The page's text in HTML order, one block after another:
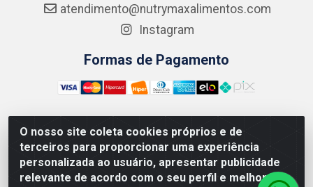
O nosso site coleta cookies próprios e de
terceiros para proporcionar uma experiência
personalizada ao usuário, apresentar publicidade
relevante de acordo com o seu perfil e melhorar a
atendimento@nutrymaxalimentos.com
Instagram
Formas de Pagamento
NUTRY MAX COMÉRCIO DE PRODUTOS ALIMENTICIOS
LTDA - RUA DO FEIJÃO, 721 PENHA CIRCULAR/RJ -
CNPJ: 15.796.122/0001-03